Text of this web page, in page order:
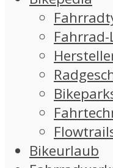
Bikeurlaub